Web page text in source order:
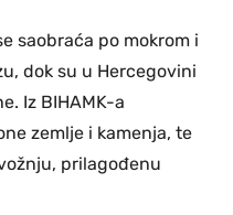
saobraća po mokrom i
dok su u Hercegovini
Iz BIHAMK-a
zemlje i kamenja, te
prilagođenu